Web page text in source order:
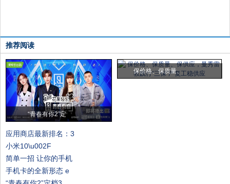
推荐阅读
“青春有你2”定
保价格、保质量、
应用商店最新排名：3
小米10\u002F
简单一招 让你的手机
手机卡的全新形态 e